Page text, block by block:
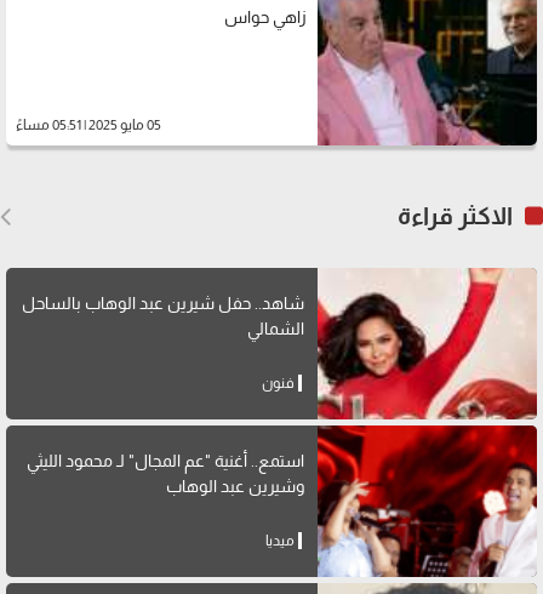
زاهي حواس
05 مايو 2025 | 05:51 مساءً
الاكثر قراءة
شاهد.. حفل شيرين عبد الوهاب بالساحل
الشمالي
فنون
استمع.. أغنية "عم المجال" لـ محمود الليثي
وشيرين عبد الوهاب
ميديا